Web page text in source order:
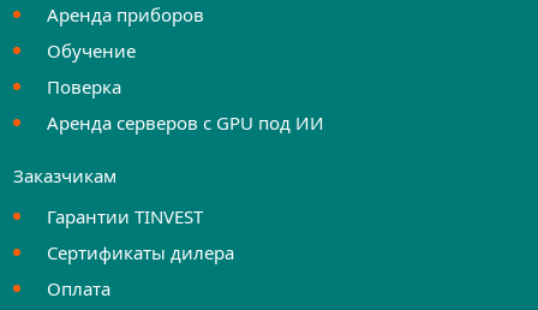
Аренда приборов
Обучение
Поверка
Аренда серверов с GPU под ИИ
Заказчикам
Гарантии TINVEST
Сертификаты дилера
Оплата